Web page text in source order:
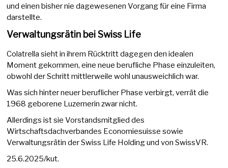
und einen bisher nie dagewesenen Vorgang für eine Firma
darstellte.
Verwaltungsrätin bei Swiss Life
Colatrella sieht in ihrem Rücktritt dagegen den idealen
Moment gekommen, eine neue berufliche Phase einzuleiten,
obwohl der Schritt mittlerweile wohl unausweichlich war.
Was sich hinter neuer beruflicher Phase verbirgt, verrät die
1968 geborene Luzernerin zwar nicht.
Allerdings ist sie Vorstandsmitglied des
Wirtschaftsdachverbandes Economiesuisse sowie
Verwaltungsrätin der Swiss Life Holding und von SwissVR.
25.6.2025/kut.